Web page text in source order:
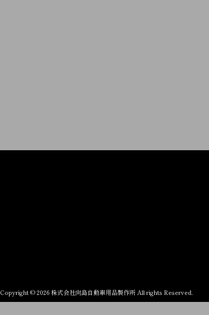
Copyright © 2026 株式会社向島自動車用品製作所 All rights Reserved.